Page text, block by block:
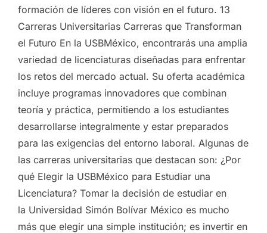
formación de líderes con visión en el futuro. 13
Carreras Universitarias Carreras que Transforman
el Futuro En la USBMéxico, encontrarás una amplia
variedad de licenciaturas diseñadas para enfrentar
los retos del mercado actual. Su oferta académica
incluye programas innovadores que combinan
teoría y práctica, permitiendo a los estudiantes
desarrollarse integralmente y estar preparados
para las exigencias del entorno laboral. Algunas de
las carreras universitarias que destacan son: ¿Por
qué Elegir la USBMéxico para Estudiar una
Licenciatura? Tomar la decisión de estudiar en
la Universidad Simón Bolívar México es mucho
más que elegir una simple institución; es invertir en